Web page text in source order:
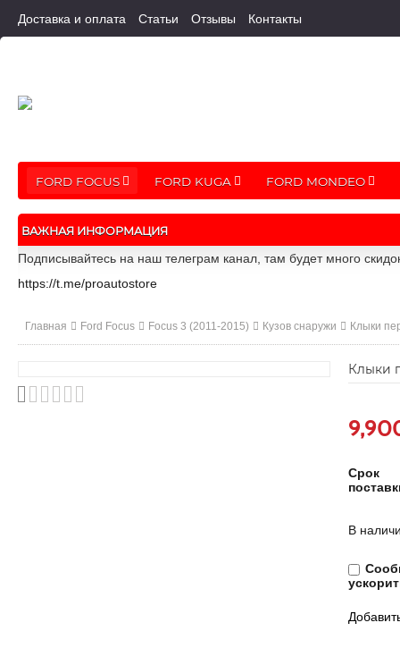
Доставка и оплата Статьи Отзывы Контакты
FORD FOCUS FORD KUGA FORD MONDEO
ВАЖНАЯ ИНФОРМАЦИЯ
Подписывайтесь на наш телеграм канал, там будет много
https://t.me/proautostore
Главная Ford Focus Focus 3 (2011-2015) Кузов снаружи Клыки
Клыки
Срок
В